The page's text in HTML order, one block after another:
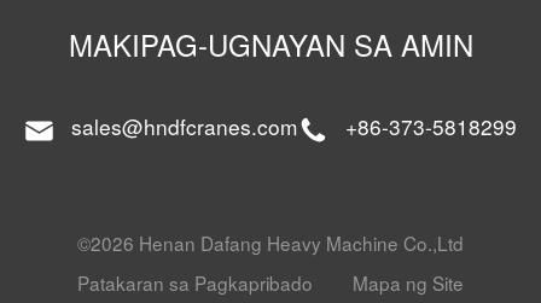
MAKIPAG-UGNAYAN SA AMIN
sales@hndfcranes.com +86-373-5818299
©2026 Henan Dafang Heavy Machine Co.,Ltd
Patakaran sa Pagkapribado
Mapa ng Site